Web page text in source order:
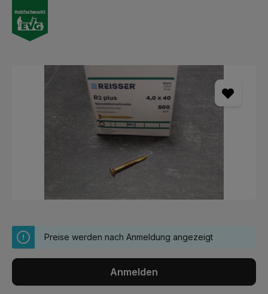
Bildergalerie überspringen
Preise werden nach Anmeldung angezeigt
Anmelden